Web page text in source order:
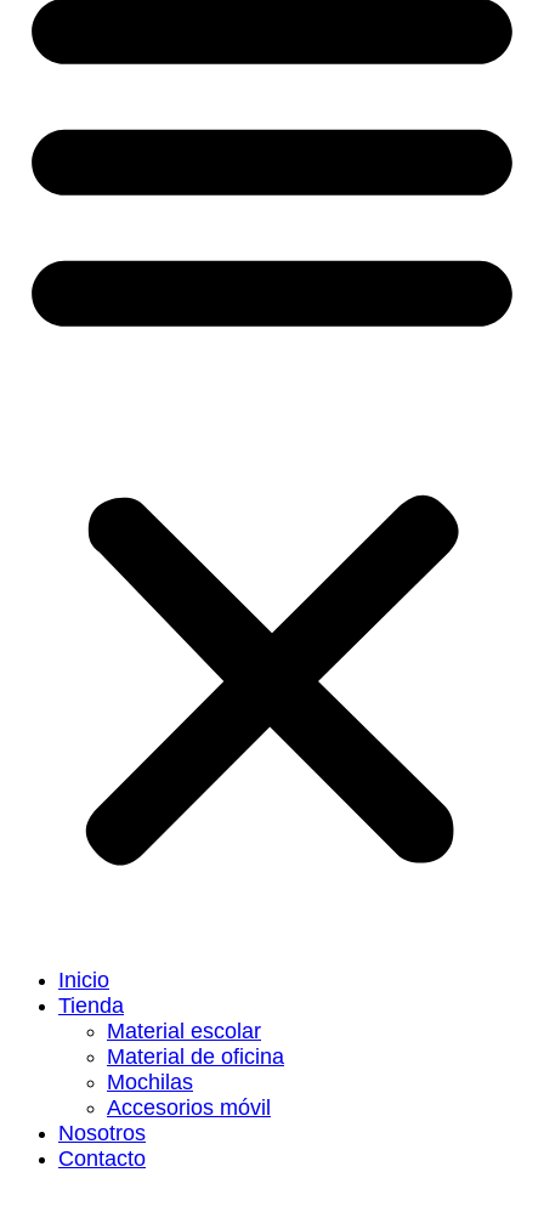
Inicio
Tienda
Material escolar
Material de oficina
Mochilas
Accesorios móvil
Nosotros
Contacto